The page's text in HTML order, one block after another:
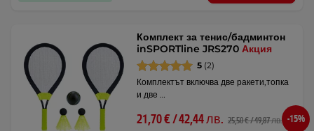
Комплект за тенис/бадминтон
inSPORTline JRS270Акция
5 (2)
Комплектът включва две ракети,топка
и две …
21,70 € / 42,44 лв. 25,50 € / 49,87 лв. -15%